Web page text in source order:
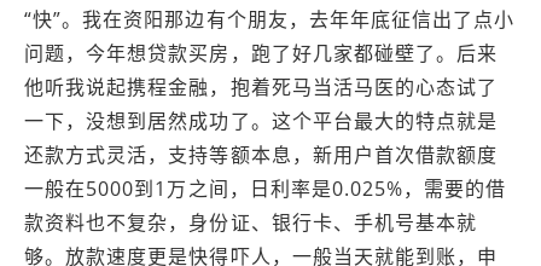
“快”。我在资阳那边有个朋友，去年年底征信出了点小
问题，今年想贷款买房，跑了好几家都碰壁了。后来
他听我说起携程金融，抱着死马当活马医的心态试了
一下，没想到居然成功了。这个平台最大的特点就是
还款方式灵活，支持等额本息，新用户首次借款额度
一般在5000到1万之间，日利率是0.025%，需要的借
款资料也不复杂，身份证、银行卡、手机号基本就
够。放款速度更是快得吓人，一般当天就能到账，申